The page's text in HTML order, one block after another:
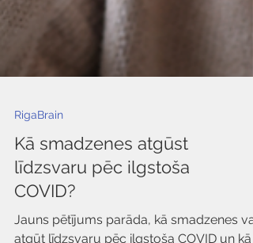
RigaBrain
Kā smadzenes atgūst
līdzsvaru pēc ilgstoša
COVID?